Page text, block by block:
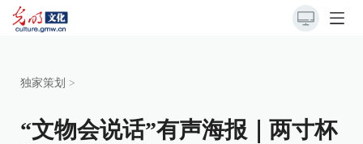
独家策划 >
“文物会说话”有声海报｜两寸杯